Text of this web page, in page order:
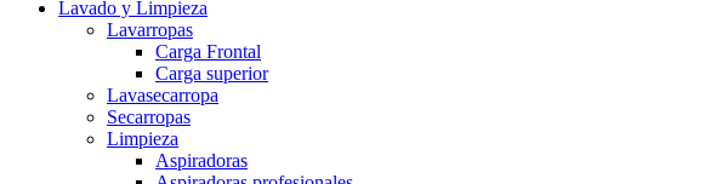
Lavado y Limpieza
Lavarropas
Carga Frontal
Carga superior
Lavasecarropa
Secarropas
Limpieza
Aspiradoras